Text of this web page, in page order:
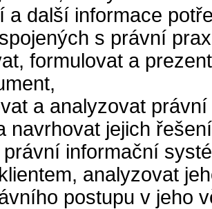
a další informace
s právní
formulovat a
a analyzovat
navrhovat jejich
informační
analyzovat
postupu v jeho